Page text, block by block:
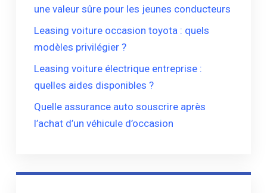
une valeur sûre pour les jeunes conducteurs
Leasing voiture occasion toyota : quels
modèles privilégier ?
Leasing voiture électrique entreprise :
quelles aides disponibles ?
Quelle assurance auto souscrire après
l’achat d’un véhicule d’occasion